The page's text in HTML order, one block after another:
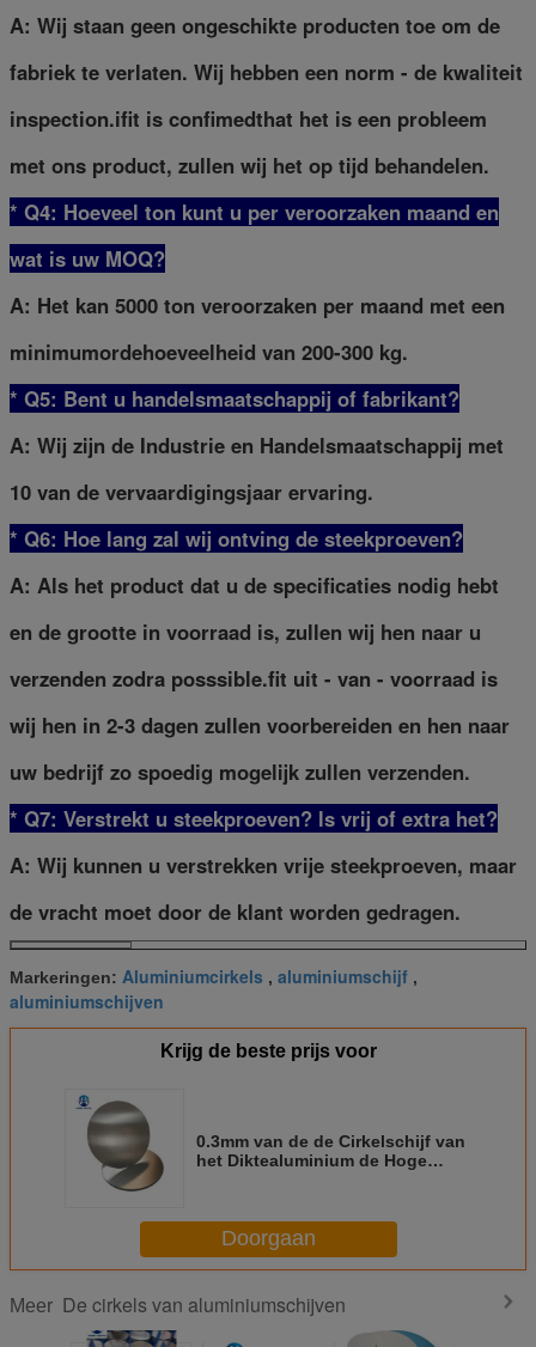
A: Wij staan geen ongeschikte producten toe om de
fabriek te verlaten. Wij hebben een norm - de kwaliteit
inspection.ifit is confimedthat het is een probleem
met ons product, zullen wij het op tijd behandelen.
* Q4: Hoeveel ton kunt u per veroorzaken maand en
wat is uw MOQ?
A: Het kan 5000 ton veroorzaken per maand met een
minimumordehoeveelheid van 200-300 kg.
* Q5: Bent u handelsmaatschappij of fabrikant?
A: Wij zijn de Industrie en Handelsmaatschappij met
10 van de vervaardigingsjaar ervaring.
* Q6: Hoe lang zal wij ontving de steekproeven?
A: Als het product dat u de specificaties nodig hebt
en de grootte in voorraad is, zullen wij hen naar u
verzenden zodra posssible.fit uit - van - voorraad is
wij hen in 2-3 dagen zullen voorbereiden en hen naar
uw bedrijf zo spoedig mogelijk zullen verzenden.
* Q7: Verstrekt u steekproeven? ls vrij of extra het?
A: Wij kunnen u verstrekken vrije steekproeven, maar
de vracht moet door de klant worden gedragen.
Markeringen: Aluminiumcirkels , aluminiumschijf ,
aluminiumschijven
Krijg de beste prijs voor
0.3mm van de de Cirkelschijf van
het Diktealuminium de Hoge
Doorgaan
Meer De cirkels van aluminiumschijven